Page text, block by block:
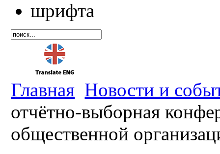
Главная Новости и
отчётно-выборная
общественной